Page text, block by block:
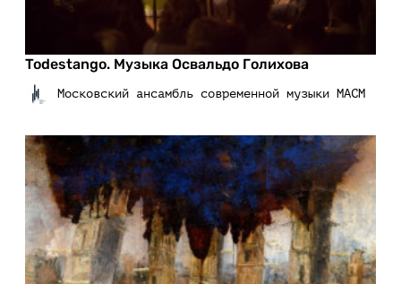
Todestango. Музыка Освальдо Голихова